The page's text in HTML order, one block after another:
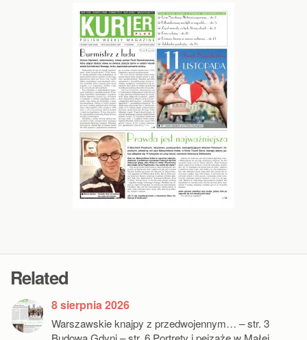
Related
8 sierpnia 2026
Warszawskie knajpy z przedwojennym… – str. 3